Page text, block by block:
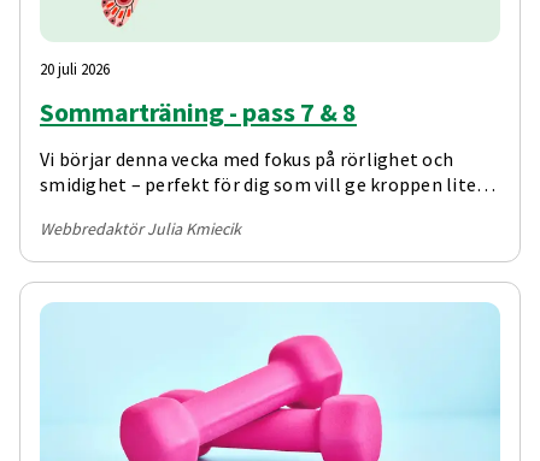
20 juli 2026
Sommarträning - pass 7 & 8
Vi börjar denna vecka med fokus på rörlighet och
smidighet – perfekt för dig som vill ge kroppen lite
efter uppvärmningen, använder ett gummiband i alla
övningar. Därefter fortsätter vi
Webbredaktör Julia Kmiecik